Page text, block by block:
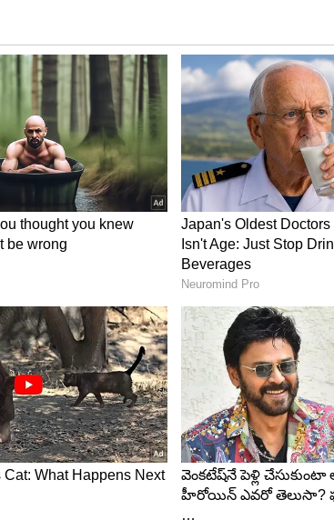
వరకు సప్తవాహనాలపై
తిలకించేందుకు లక్షలాది
భక్తులు, అన్నప్రసాదం,
నీడను అందించేలా చ‌ర్య‌లు
యాత్రికులకు అనుకూలమైన